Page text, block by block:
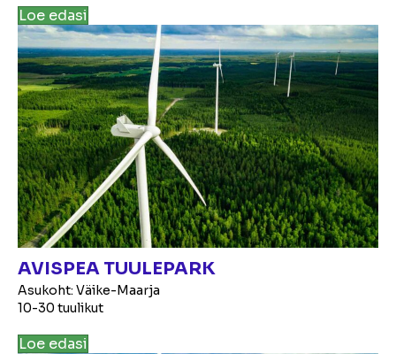
Loe edasi
AVISPEA TUULEPARK
Asukoht: Väike-Maarja
10-30 tuulikut
Loe edasi